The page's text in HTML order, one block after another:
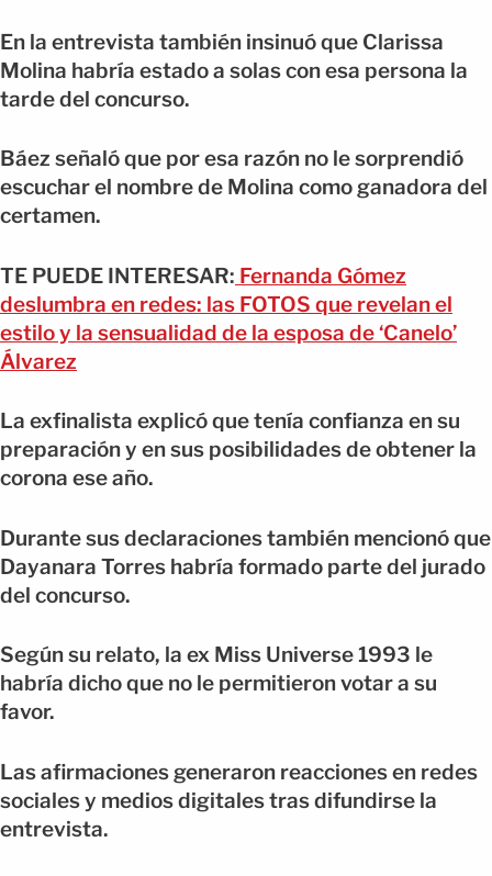
En la entrevista también insinuó que Clarissa
Molina habría estado a solas con esa persona la
tarde del concurso.
Báez señaló que por esa razón no le sorprendió
escuchar el nombre de Molina como ganadora del
certamen.
TE PUEDE INTERESAR: Fernanda Gómez
deslumbra en redes: las FOTOS que revelan el
estilo y la sensualidad de la esposa de ‘Canelo’
Álvarez
La exfinalista explicó que tenía confianza en su
preparación y en sus posibilidades de obtener la
corona ese año.
Durante sus declaraciones también mencionó que
Dayanara Torres habría formado parte del jurado
del concurso.
Según su relato, la ex Miss Universe 1993 le
habría dicho que no le permitieron votar a su
favor.
Las afirmaciones generaron reacciones en redes
sociales y medios digitales tras difundirse la
entrevista.